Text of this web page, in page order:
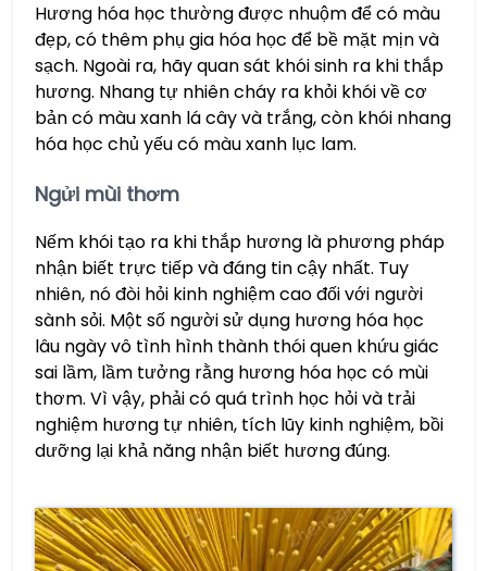
Hương hóa học thường được nhuộm để có màu
đẹp, có thêm phụ gia hóa học để bề mặt mịn và
sạch. Ngoài ra, hãy quan sát khói sinh ra khi thắp
hương. Nhang tự nhiên cháy ra khỏi khói về cơ
bản có màu xanh lá cây và trắng, còn khói nhang
hóa học chủ yếu có màu xanh lục lam.
Ngửi mùi thơm
Nếm khói tạo ra khi thắp hương là phương pháp
nhận biết trực tiếp và đáng tin cậy nhất. Tuy
nhiên, nó đòi hỏi kinh nghiệm cao đối với người
sành sỏi. Một số người sử dụng hương hóa học
lâu ngày vô tình hình thành thói quen khứu giác
sai lầm, lầm tưởng rằng hương hóa học có mùi
thơm. Vì vậy, phải có quá trình học hỏi và trải
nghiệm hương tự nhiên, tích lũy kinh nghiệm, bồi
dưỡng lại khả năng nhận biết hương đúng.